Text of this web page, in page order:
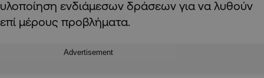
υλοποίηση ενδιάμεσων δράσεων για να λυθούν
επί μέρους προβλήματα.
Advertisement